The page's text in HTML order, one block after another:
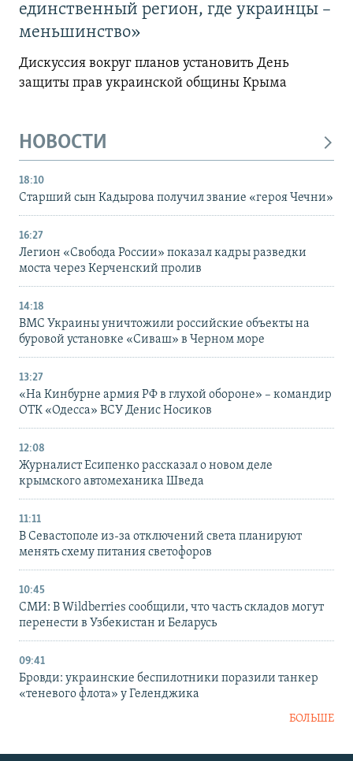
единственный регион, где украинцы –
меньшинство»
Дискуссия вокруг планов установить День
защиты прав украинской общины Крыма
НОВОСТИ
18:10
Старший сын Кадырова получил звание «героя Чечни»
16:27
Легион «Свобода России» показал кадры разведки
моста через Керченский пролив
14:18
ВМС Украины уничтожили российские объекты на
буровой установке «Сиваш» в Черном море
13:27
«На Кинбурне армия РФ в глухой обороне» – командир
ОТК «Одесса» ВСУ Денис Носиков
12:08
Журналист Есипенко рассказал о новом деле
крымского автомеханика Шведа
11:11
В Севастополе из-за отключений света планируют
менять схему питания светофоров
10:45
СМИ: В Wildberries сообщили, что часть складов могут
перенести в Узбекистан и Беларусь
09:41
Бровди: украинские беспилотники поразили танкер
«теневого флота» у Геленджика
БОЛЬШЕ